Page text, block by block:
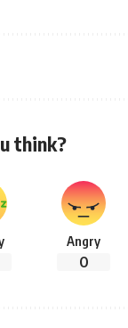
think?
Angry
0